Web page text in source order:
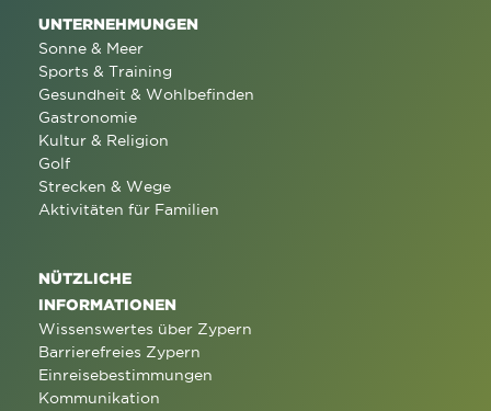
UNTERNEHMUNGEN
Sonne & Meer
Sports & Training
Gesundheit & Wohlbefinden
Gastronomie
Kultur & Religion
Golf
Strecken & Wege
Aktivitäten für Familien
NÜTZLICHE
INFORMATIONEN
Wissenswertes über Zypern
Barrierefreies Zypern
Einreisebestimmungen
Kommunikation